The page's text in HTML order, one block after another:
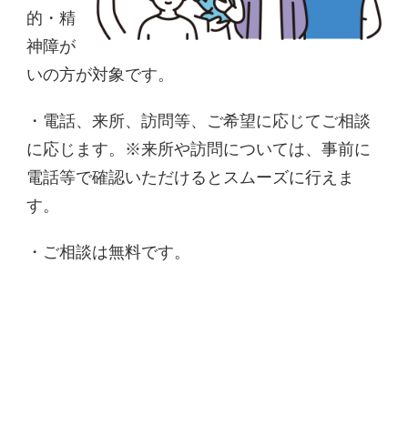
的・精
神障が
いの方が対象です。
・電話、来所、訪問等、ご希望に応じてご相談
に応じます。※来所や訪問については、事前に
電話等で確認いただけるとスムーズに行えま
す。
・ご相談は無料です。